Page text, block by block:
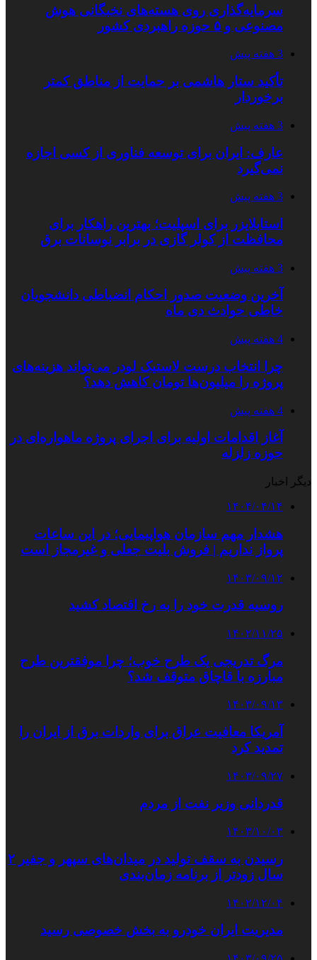
سرمایه‌گذاری روی هسته‌های نخبگانی هوش
مصنوعی و ۵ حوزه راهبردی کشور
3 هفته پیش
تأکید ستار هاشمی بر حمایت از مناطق کمتر
برخوردار
3 هفته پیش
عارف: ایران برای توسعه فناوری از کسی اجازه
نمی‌گیرد
3 هفته پیش
استابلایزر برای اسپلیت؛ بهترین راهکار برای
محافظت از کولر گازی در برابر نوسانات برق
3 هفته پیش
آخرین وضعیت صدور احکام انضباطی دانشجویان
خاطی حوادث دی ماه
4 هفته پیش
چرا انتخاب درست لاستیک لودر می‌تواند هزینه‌های
پروژه را میلیون‌ها تومان کاهش دهد؟
4 هفته پیش
آغاز اقدامات اولیه برای اجرای پروژه ماهواره‌ای در
حوزه زلزله
دیگر اخبار
۱۴۰۴/۰۴/۱۴
هشدار مهم سازمان هواپیمایی؛ در این ساعات
پرواز نداریم | فروش بلیت‌ جعلی و غیرمجاز است
۱۴۰۳/۰۹/۱۲
روسیه قدرت خود را به رخ اقتصاد کشید
۱۴۰۲/۱۱/۲۵
مرگ تدریجی یک طرح خوب؛ چرا موفقترین طرح
مبارزه با قاچاق متوقف شد؟
۱۴۰۳/۰۹/۱۳
آمریکا معافیت عراق برای واردات برق از ایران را
تمدید کرد
۱۴۰۳/۰۹/۲۷
قدردانی وزیر نفت از مردم
۱۴۰۳/۱۰/۰۳
رسیدن به سقف تولید در میدان‌های سپهر و جفیر ۲
سال زودتر از برنامه زمان‌بندی
۱۴۰۲/۱۲/۰۴
مدیریت ایران خودرو به بخش خصوصی رسید